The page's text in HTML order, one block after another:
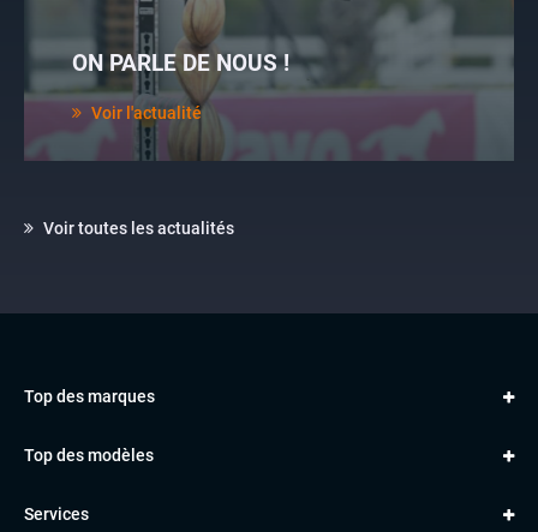
ON PARLE DE NOUS !
Voir l'actualité
Voir toutes les actualités
Top des marques
VOLKSWAGEN
BMW
Top des modèles
Classe A
Services